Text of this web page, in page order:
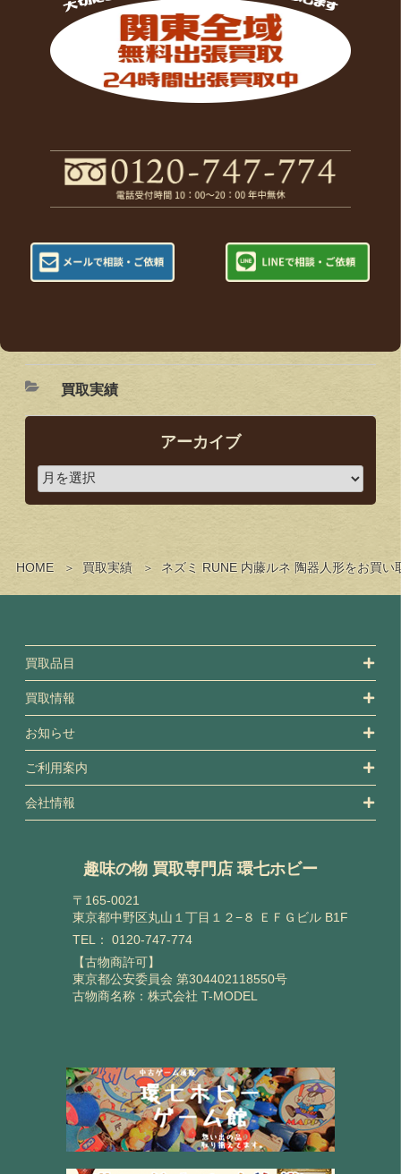
HOME 買取実績 ネズミ RUNE 内藤ルネ 陶器人形をお買
買取実績
アーカイブ
買取品目
買取情報
お知らせ
ご利用案内
会社情報
趣味の物 買取専門店 環七ホビー
〒165-0021
東京都中野区丸山１丁目１２−８ ＥＦＧビル B1F
TEL： 0120-747-774
【古物商許可】
東京都公安委員会 第304402118550号
古物商名称：株式会社 T-MODEL